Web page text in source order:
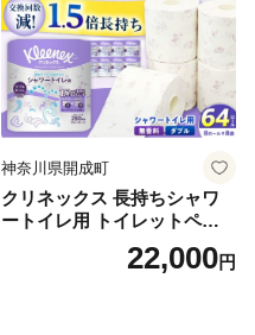
神奈川県開成町
クリネックス 長持ちシャワ
ートイレ用 トイレットペー
パー（ダブル）64ロール(8ロ
ール×8パック) 開成町 トイレ
22,000円